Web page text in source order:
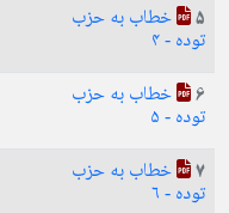
5 خطاب به حزب
توده - ۴
6 خطاب به حزب
توده - ۵
7 خطاب به حزب
توده - ۶